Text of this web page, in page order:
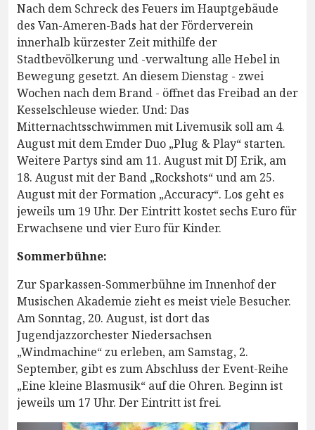
Nach dem Schreck des Feuers im Hauptgebäude
des Van-Ameren-Bads hat der Förderverein
innerhalb kürzester Zeit mithilfe der
Stadtbevölkerung und -verwaltung alle Hebel in
Bewegung gesetzt. An diesem Dienstag - zwei
Wochen nach dem Brand - öffnet das Freibad an der
Kesselschleuse wieder. Und: Das
Mitternachtsschwimmen mit Livemusik soll am 4.
August mit dem Emder Duo „Plug & Play“ starten.
Weitere Partys sind am 11. August mit DJ Erik, am
18. August mit der Band „Rockshots“ und am 25.
August mit der Formation „Accuracy“. Los geht es
jeweils um 19 Uhr. Der Eintritt kostet sechs Euro für
Erwachsene und vier Euro für Kinder.
Sommerbühne:
Zur Sparkassen-Sommerbühne im Innenhof der
Musischen Akademie zieht es meist viele Besucher.
Am Sonntag, 20. August, ist dort das
Jugendjazzorchester Niedersachsen
„Windmachine“ zu erleben, am Samstag, 2.
September, gibt es zum Abschluss der Event-Reihe
„Eine kleine Blasmusik“ auf die Ohren. Beginn ist
jeweils um 17 Uhr. Der Eintritt ist frei.